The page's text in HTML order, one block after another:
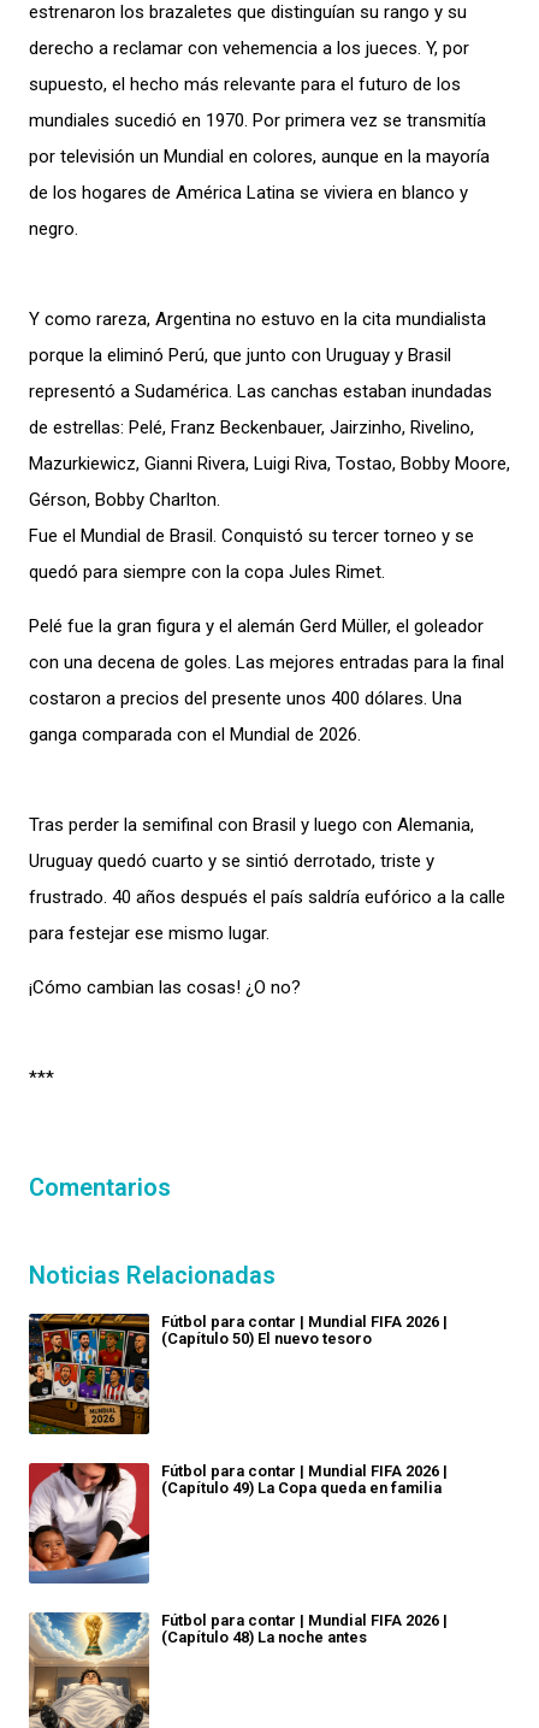
estrenaron los brazaletes que distinguían su rango y su
derecho a reclamar con vehemencia a los jueces. Y, por
supuesto, el hecho más relevante para el futuro de los
mundiales sucedió en 1970. Por primera vez se transmitía
por televisión un Mundial en colores, aunque en la mayoría
de los hogares de América Latina se viviera en blanco y
negro.
Y como rareza, Argentina no estuvo en la cita mundialista
porque la eliminó Perú, que junto con Uruguay y Brasil
representó a Sudamérica. Las canchas estaban inundadas
de estrellas: Pelé, Franz Beckenbauer, Jairzinho, Rivelino,
Mazurkiewicz, Gianni Rivera, Luigi Riva, Tostao, Bobby Moore,
Gérson, Bobby Charlton.
Fue el Mundial de Brasil. Conquistó su tercer torneo y se
quedó para siempre con la copa Jules Rimet.
Pelé fue la gran figura y el alemán Gerd Müller, el goleador
con una decena de goles. Las mejores entradas para la final
costaron a precios del presente unos 400 dólares. Una
ganga comparada con el Mundial de 2026.
Tras perder la semifinal con Brasil y luego con Alemania,
Uruguay quedó cuarto y se sintió derrotado, triste y
frustrado. 40 años después el país saldría eufórico a la calle
para festejar ese mismo lugar.
¡Cómo cambian las cosas! ¿O no?
***
Comentarios
Noticias Relacionadas
Fútbol para contar | Mundial FIFA 2026 |
(Capítulo 50) El nuevo tesoro
Fútbol para contar | Mundial FIFA 2026 |
(Capítulo 49) La Copa queda en familia
Fútbol para contar | Mundial FIFA 2026 |
(Capítulo 48) La noche antes